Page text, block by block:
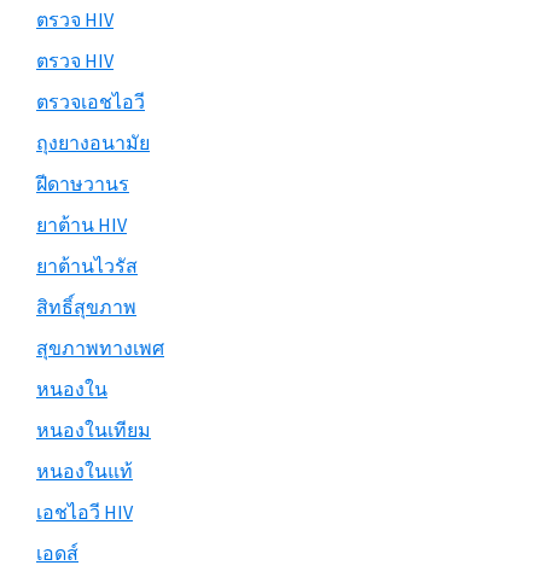
ตรวจ HIV
ตรวจ HIV
ตรวจเอชไอวี
ถุงยางอนามัย
ฝีดาษวานร
ยาต้าน HIV
ยาต้านไวรัส
สิทธิ์สุขภาพ
สุขภาพทางเพศ
หนองใน
หนองในเทียม
หนองในแท้
เอชไอวี HIV
เอดส์